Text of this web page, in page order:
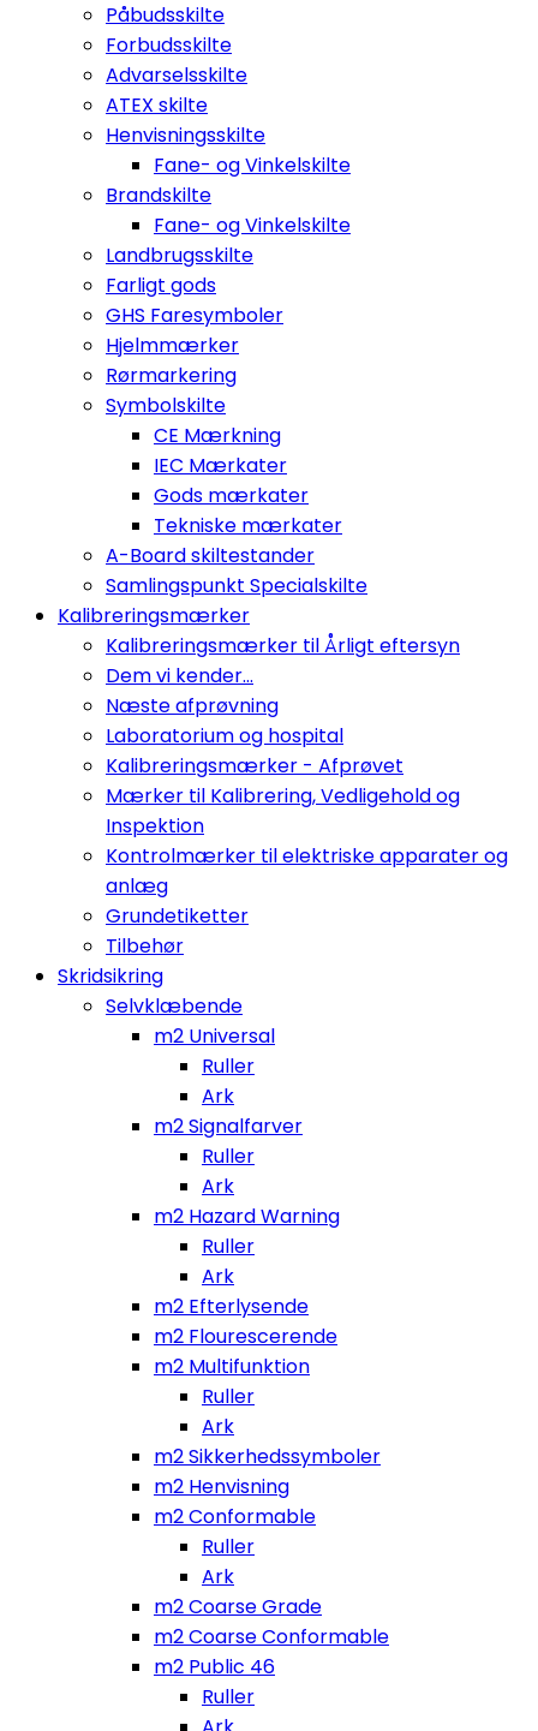
Påbudsskilte
Forbudsskilte
Advarselsskilte
ATEX skilte
Henvisningsskilte
Fane- og Vinkelskilte
Brandskilte
Fane- og Vinkelskilte
Landbrugsskilte
Farligt gods
GHS Faresymboler
Hjelmmærker
Rørmarkering
Symbolskilte
CE Mærkning
IEC Mærkater
Gods mærkater
Tekniske mærkater
A-Board skiltestander
Samlingspunkt Specialskilte
Kalibreringsmærker
Kalibreringsmærker til Årligt eftersyn
Dem vi kender...
Næste afprøvning
Laboratorium og hospital
Kalibreringsmærker - Afprøvet
Mærker til Kalibrering, Vedligehold og
Inspektion
Kontrolmærker til elektriske apparater og
anlæg
Grundetiketter
Tilbehør
Skridsikring
Selvklæbende
m2 Universal
Ruller
Ark
m2 Signalfarver
Ruller
Ark
m2 Hazard Warning
Ruller
Ark
m2 Efterlysende
m2 Flourescerende
m2 Multifunktion
Ruller
Ark
m2 Sikkerhedssymboler
m2 Henvisning
m2 Conformable
Ruller
Ark
m2 Coarse Grade
m2 Coarse Conformable
m2 Public 46
Ruller